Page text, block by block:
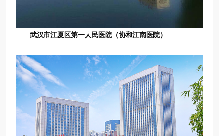
武汉市江夏区第一人民医院（协和江南医院）